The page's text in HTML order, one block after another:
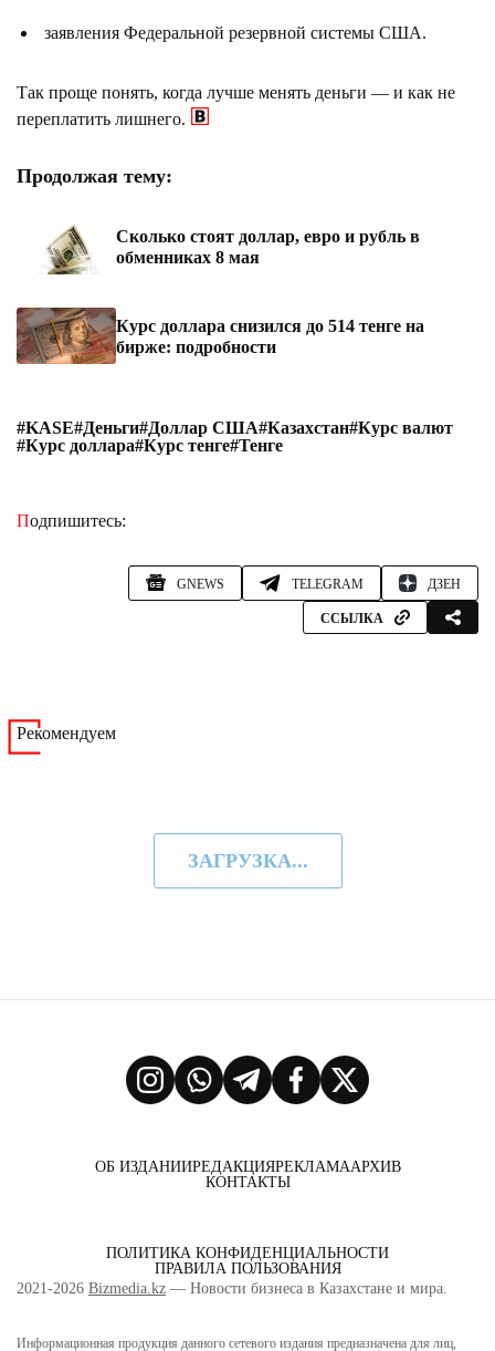
заявления Федеральной резервной системы США.
Так проще понять, когда лучше менять деньги — и как не
переплатить лишнего.
Продолжая тему:
Сколько стоят доллар, евро и рубль в
обменниках 8 мая
Курс доллара снизился до 514 тенге на
бирже: подробности
#KASE#Деньги#Доллар США#Казахстан#Курс валют
#Курс доллара#Курс тенге#Тенге
Подпишитесь:
GNEWS TELEGRAM ДЗЕН
ССЫЛКА
Рекомендуем
ЗАГРУЗКА...
ОБ ИЗДАНИИРЕДАКЦИЯРЕКЛАМААРХИВ
КОНТАКТЫ
ПОЛИТИКА КОНФИДЕНЦИАЛЬНОСТИ
ПРАВИЛА ПОЛЬЗОВАНИЯ
2021-2026 Bizmedia.kz — Новости бизнеса в Казахстане и мира.
Информационная продукция данного сетевого издания предназначена для лиц,